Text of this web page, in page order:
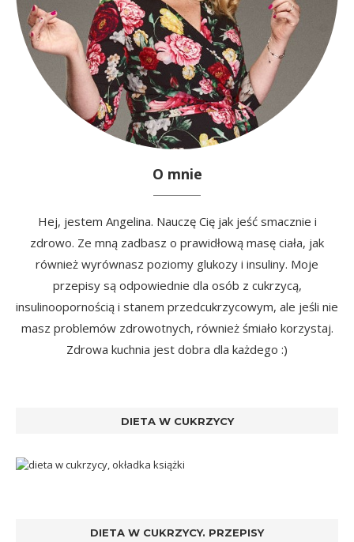
O mnie
Hej, jestem Angelina. Nauczę Cię jak jeść smacznie i
zdrowo. Ze mną zadbasz o prawidłową masę ciała, jak
również wyrównasz poziomy glukozy i insuliny. Moje
przepisy są odpowiednie dla osób z cukrzycą,
insulinoopornością i stanem przedcukrzycowym, ale jeśli nie
masz problemów zdrowotnych, również śmiało korzystaj.
Zdrowa kuchnia jest dobra dla każdego :)
DIETA W CUKRZYCY
DIETA W CUKRZYCY. PRZEPISY